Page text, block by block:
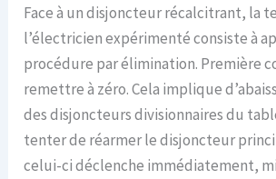
Face à un disjoncteur récalcitrant, la
l’électricien expérimenté consiste à
procédure par élimination. Première
remettre à zéro. Cela implique
des disjoncteurs divisionnaires du
tenter de réarmer le disjoncteur
celui-ci déclenche immédiatement,